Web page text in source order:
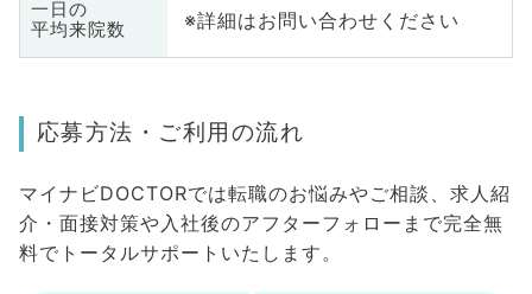
一日の
平均来院数
※詳細はお問い合わせください
応募方法・ご利用の流れ
マイナビDOCTORでは転職のお悩みやご相談、求人紹
介・面接対策や入社後のアフターフォローまで完全無
料でトータルサポートいたします。